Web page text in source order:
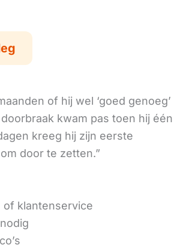
of hij wel ‘goed genoeg’
kwam pas toen hij één
kreeg hij zijn eerste
door te zetten.”
of klantenservice